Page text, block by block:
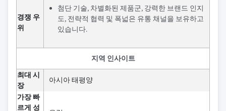
경쟁 우
위
첨단 기술, 차별화된 제품군, 강력한 브랜드 인지
도, 전략적 협력 및 폭넓은 유통 채널을 보유하고
있습니다.
지역 인사이트
최대 시
장
아시아 태평양
가장 빠
르게 성